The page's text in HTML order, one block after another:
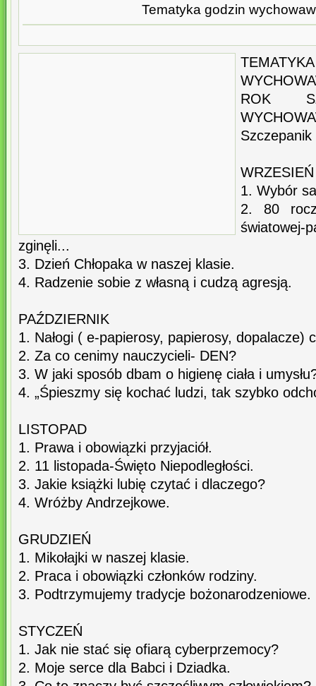
Tematyka godzin
ROK
Szczepanik
WRZESIEŃ
1. Wybór
2. 80
zginęli...
3. Dzień Chłopaka w naszej klasie.
4. Radzenie sobie z własną i cudzą agresją.
PAŹDZIERNIK
1. Nałogi ( e-papierosy, papierosy, dopalacze)
2. Za co cenimy nauczycieli- DEN?
3. W jaki sposób dbam o higienę ciała i
4. „Śpieszmy się kochać ludzi, tak szybko
LISTOPAD
1. Prawa i obowiązki przyjaciół.
2. 11 listopada-Święto Niepodległości.
3. Jakie książki lubię czytać i dlaczego?
4. Wróżby Andrzejkowe.
GRUDZIEŃ
1. Mikołajki w naszej klasie.
2. Praca i obowiązki członków rodziny.
3. Podtrzymujemy tradycje bożonarodzeniowe.
STYCZEŃ
1. Jak nie stać się ofiarą cyberprzemocy?
2. Moje serce dla Babci i Dziadka.